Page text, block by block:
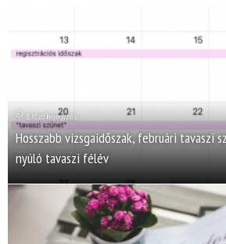
Előző bejegyzés
Hosszabb vizsgaidőszak, februári tavaszi
nyúló tavaszi félév